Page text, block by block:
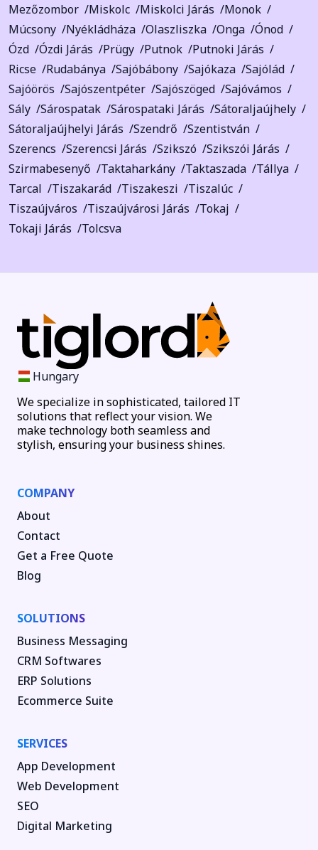
Mezőzombor
Miskolc Miskolci Járás
Monok
Múcsony
Nyékládháza Olaszliszka Onga
Ónod
Ózd
Ózdi Járás Prügy Putnok
Putnoki Járás
Ricse
Rudabánya Sajóbábony Sajókaza
Sajólád
Sajóörös
Sajószentpéter Sajószöged
Sajóvámos
Sály
Sárospatak Sárospataki Járás
Sátoraljaújhely
Sátoraljaújhelyi Járás
Szendrő
Szentistván
Szerencs
Szerencsi Járás Szikszó
Szikszói Járás
Szirmabesenyő
Taktaharkány Taktaszada
Tállya
Tarcal
Tiszakarád Tiszakeszi
Tiszalúc
Tiszaújváros
Tiszaújvárosi Járás
Tokaj
Tokaji Járás
Tolcsva
Hungary
We specialize in sophisticated, tailored IT
solutions that reflect your vision. We
make technology both seamless and
stylish, ensuring your business shines.
COMPANY
About
Contact
Get a Free Quote
Blog
SOLUTIONS
Business Messaging
CRM Softwares
ERP Solutions
Ecommerce Suite
SERVICES
App Development
Web Development
SEO
Digital Marketing